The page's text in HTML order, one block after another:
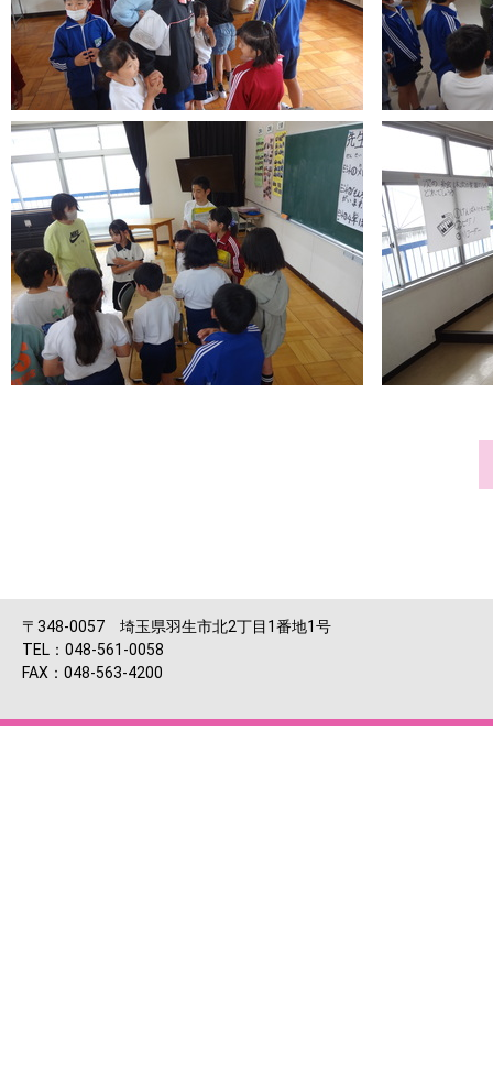
〒348-0057 埼玉県羽生市北2丁目1番地1号
TEL：048-561-0058
FAX：048-563-4200